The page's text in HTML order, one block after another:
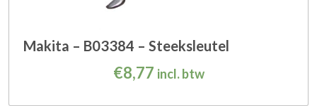
Makita – B03384 – Steeksleutel
€8,77 incl. btw